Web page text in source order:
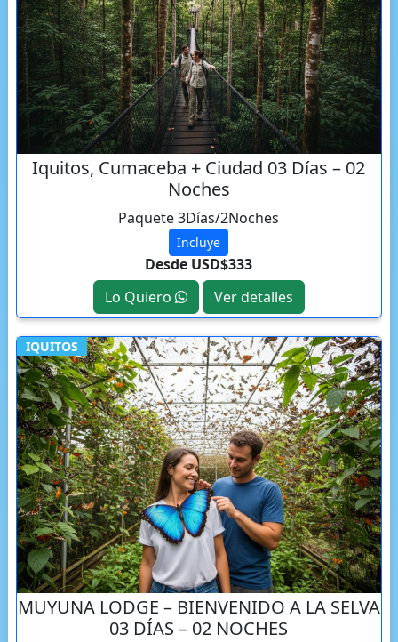
Iquitos, Cumaceba + Ciudad 03 Días – 02
Noches
Paquete 3Días/2Noches
Incluye
Desde USD$333
Lo Quiero
Ver detalles
IQUITOS
MUYUNA LODGE – BIENVENIDO A LA SELVA
03 DÍAS – 02 NOCHES